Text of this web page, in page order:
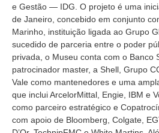
e Gestão — IDG. O projeto é uma
de Janeiro, concebido em conjunto
Marinho, instituição ligada ao Grupo
sucedido de parceria entre o poder
privada, o Museu conta com o Banco
patrocinador master, a Shell, Grupo
Vale como mantenedores e uma
que inclui ArcelorMittal, Engie, IBM e
como parceiro estratégico e
com apoio de Bloomberg, Colgate,